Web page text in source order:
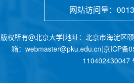
网站访问量：
版权所有@北京大学|地址：北京市海淀区
箱：webmaster@pku.edu.cn|京ICP备
110402430047